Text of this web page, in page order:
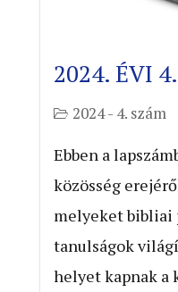
2024. ÉVI
2024 - 4. szám
Ebben a
közösség
melyeket bibliai
tanulságok
helyet kapnak a